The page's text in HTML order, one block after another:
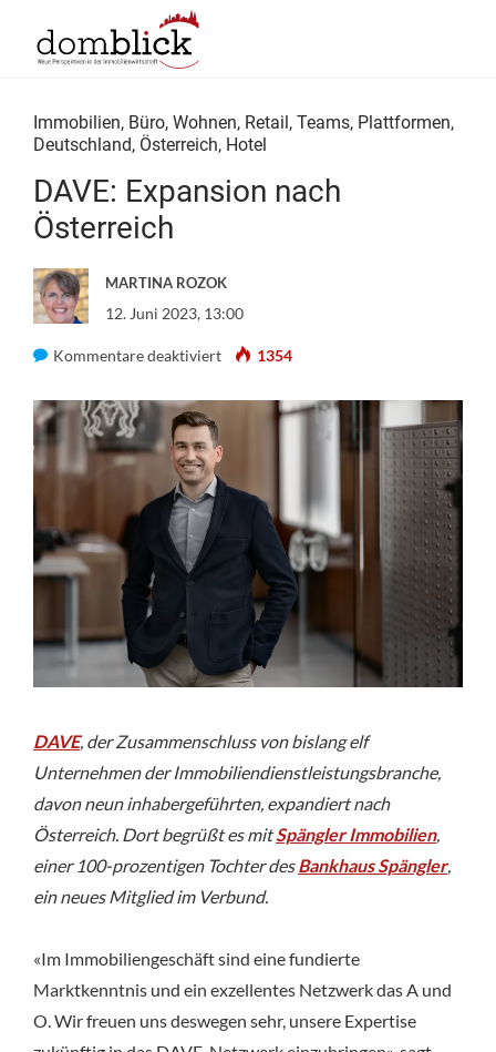
Immobilien, Büro, Wohnen, Retail, Teams, Plattformen,
Deutschland, Österreich, Hotel
DAVE: Expansion nach
Österreich
MARTINA ROZOK
12. Juni 2023, 13:00
Kommentare deaktiviertfür
Expansion
nach
Österreich
1354
DAVE, der Zusammenschluss von bislang elf
Unternehmen der Immobiliendienstleistungsbranche,
davon neun inhabergeführten, expandiert nach
Österreich. Dort begrüßt es mitSpängler Immobilien,
einer 100-prozentigen Tochter desBankhaus Spängler,
ein neues Mitglied im Verbund.
«Im Immobiliengeschäft sind eine fundierte
Marktkenntnis und ein exzellentes Netzwerk das A und
O. Wir freuen uns deswegen sehr, unsere Expertise